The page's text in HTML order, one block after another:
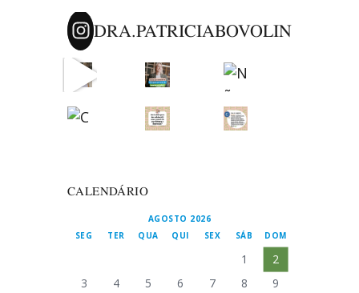
DRA.PATRICIABOVOLIN
CALENDÁRIO
AGOSTO 2026
SEG
TER QUA QUI SEX SÁB DOM
1
2
3
4 5 6 7 8
9